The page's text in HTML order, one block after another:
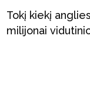
Tokį kiekį
milijonai